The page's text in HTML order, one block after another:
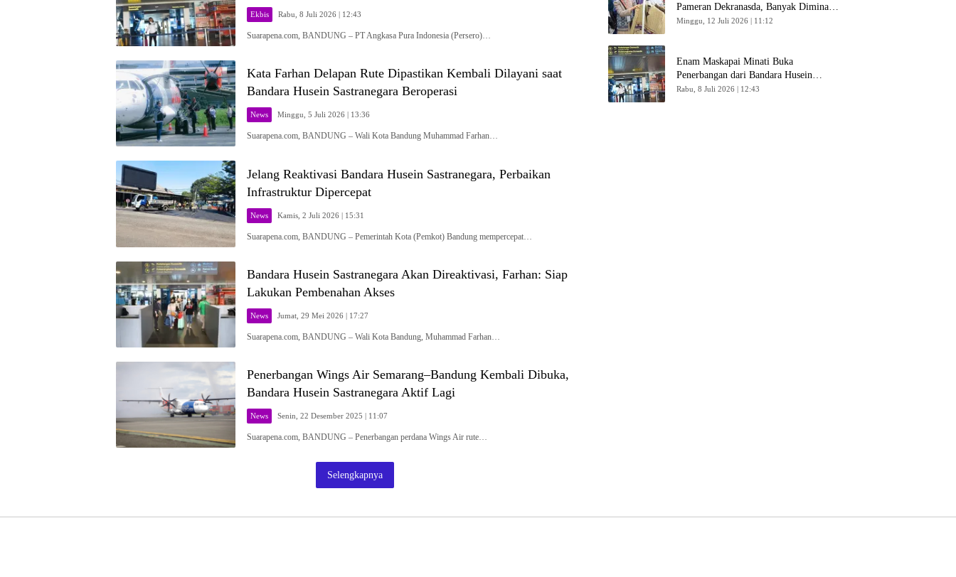
Ekbis Rabu, 8 Juli 2026 | 12:43
Suarapena.com, BANDUNG – PT Angkasa Pura Indonesia (Persero)…
Kata Farhan Delapan Rute Dipastikan Kembali Dilayani saat
Bandara Husein Sastranegara Beroperasi
News Minggu, 5 Juli 2026 | 13:36
Suarapena.com, BANDUNG – Wali Kota Bandung Muhammad Farhan…
Jelang Reaktivasi Bandara Husein Sastranegara, Perbaikan
Infrastruktur Dipercepat
News Kamis, 2 Juli 2026 | 15:31
Suarapena.com, BANDUNG – Pemerintah Kota (Pemkot) Bandung mempercepat…
Bandara Husein Sastranegara Akan Direaktivasi, Farhan: Siap
Lakukan Pembenahan Akses
News Jumat, 29 Mei 2026 | 17:27
Suarapena.com, BANDUNG – Wali Kota Bandung, Muhammad Farhan…
Penerbangan Wings Air Semarang–Bandung Kembali Dibuka,
Bandara Husein Sastranegara Aktif Lagi
News Senin, 22 Desember 2025 | 11:07
Suarapena.com, BANDUNG – Penerbangan perdana Wings Air rute…
Selengkapnya
Pameran Dekranasda, Banyak Diminati
Pengunjung
Minggu, 12 Juli 2026 | 11:12
Enam Maskapai Minati Buka
Penerbangan dari Bandara Husein
Sastranegara
Rabu, 8 Juli 2026 | 12:43